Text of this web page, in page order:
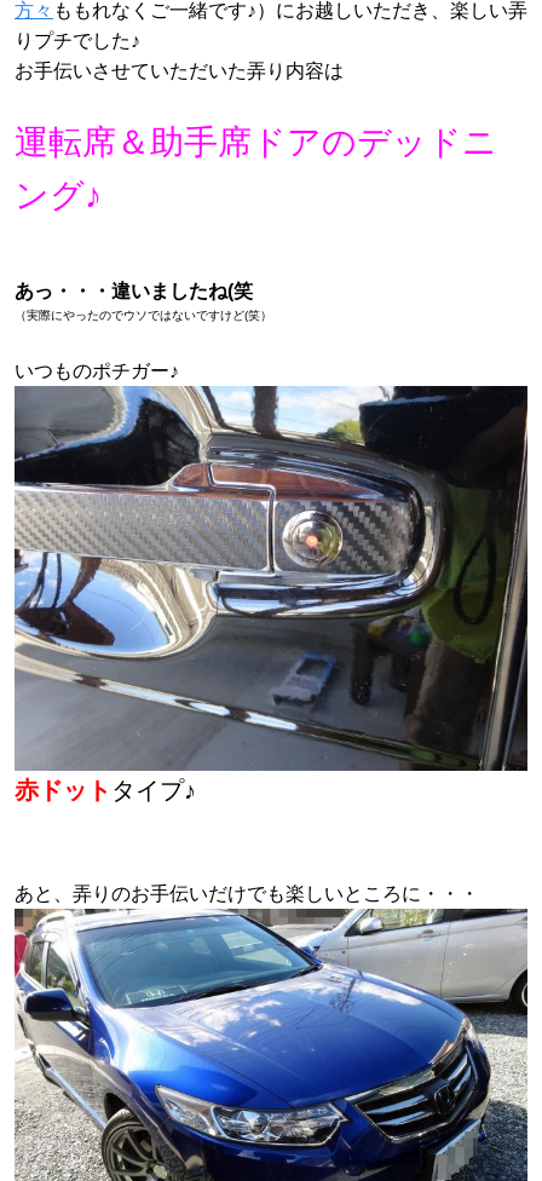
方々 ももれなくご一緒です♪）にお越しいただき、楽しい弄
りプチでした♪
お手伝いさせていただいた弄り内容は
運転席＆助手席ドアのデッドニ
ング♪
あっ・・・違いましたね(笑
（実際にやったのでウソではないですけど(笑）
いつものポチガー♪
赤ドット タイプ♪
あと、弄りのお手伝いだけでも楽しいところに・・・